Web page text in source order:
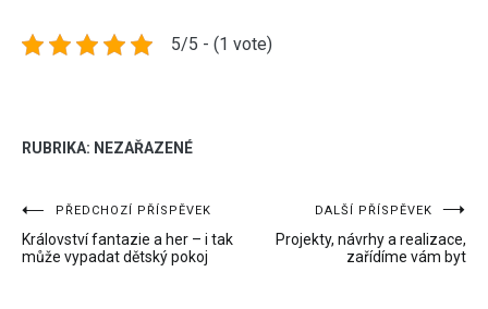
5/5 - (1 vote)
RUBRIKA: NEZAŘAZENÉ
Navigace
pro
PŘEDCHOZÍ PŘÍSPĚVEK
Království fantazie a her – i tak
může vypadat dětský pokoj
DALŠÍ PŘÍSPĚVEK
Projekty, návrhy a realizace,
zařídíme vám byt